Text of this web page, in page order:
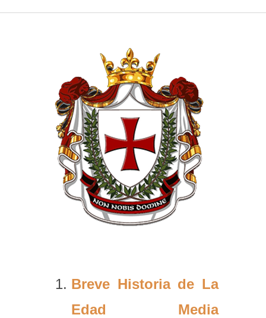
Breve Historia de La
Edad Media